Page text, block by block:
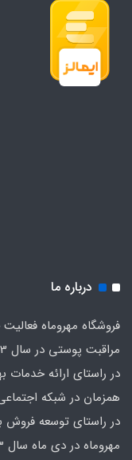
درباره ما
فروشگاه مهروماه
مراقبت پوستی در سال 1403 آغاز کرد.
در راستای ارائه خدمات
همزمان در شبکه اجتماعی
در راستای توسعه فروش
مهروماه در دی ماه سال 1403 راه اندازی شد.